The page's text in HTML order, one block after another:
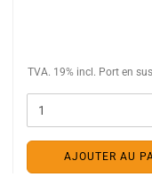
TVA. 19% incl. Port en
AJOUTER AU